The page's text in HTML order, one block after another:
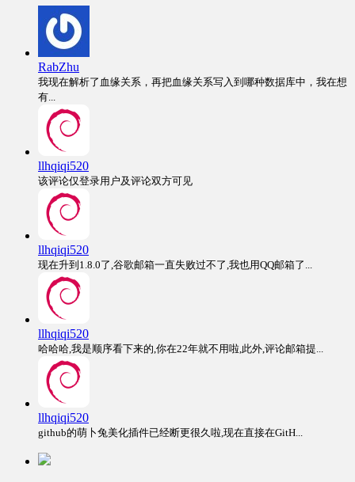
RabZhu
我现在解析了血缘关系，再把血缘关系写入到哪种数据库中，我在想
有...
llhqiqi520
该评论仅登录用户及评论双方可见
llhqiqi520
现在升到1.8.0了,谷歌邮箱一直失败过不了,我也用QQ邮箱了...
llhqiqi520
哈哈哈,我是顺序看下来的,你在22年就不用啦,此外,评论邮箱提...
llhqiqi520
github的萌卜兔美化插件已经断更很久啦,现在直接在GitH...